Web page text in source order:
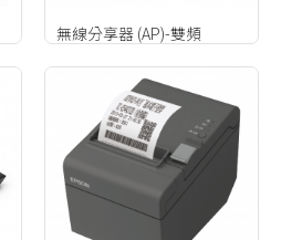
無線分享器 (AP)-雙頻